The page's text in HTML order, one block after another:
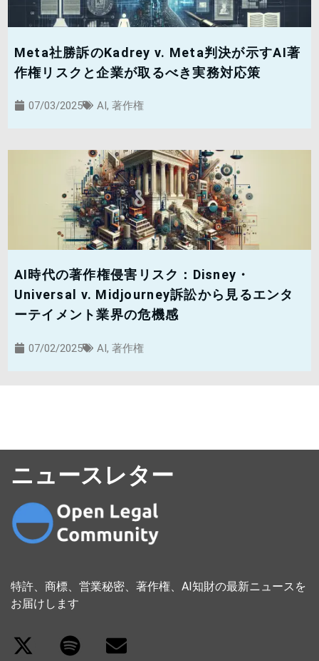
Meta社勝訴のKadrey v. Meta判決が示すAI著
作権リスクと企業が取るべき実務対応策
07/03/2025 AI, 著作権
AI時代の著作権侵害リスク：Disney・
Universal v. Midjourney訴訟から見るエンタ
ーテイメント業界の危機感
07/02/2025 AI, 著作権
ニュースレター
特許、商標、営業秘密、著作権、AI知財の最新ニュースを
お届けします